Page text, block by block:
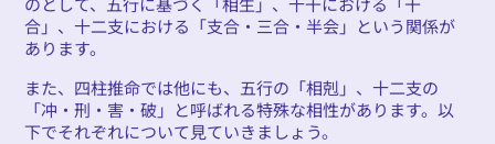
合」、十二支における「支合・三合・半会」という関係が
あります。
また、四柱推命では他にも、五行の「相剋」、十二支の
「冲・刑・害・破」と呼ばれる特殊な相性があります。以
下でそれぞれについて見ていきましょう。